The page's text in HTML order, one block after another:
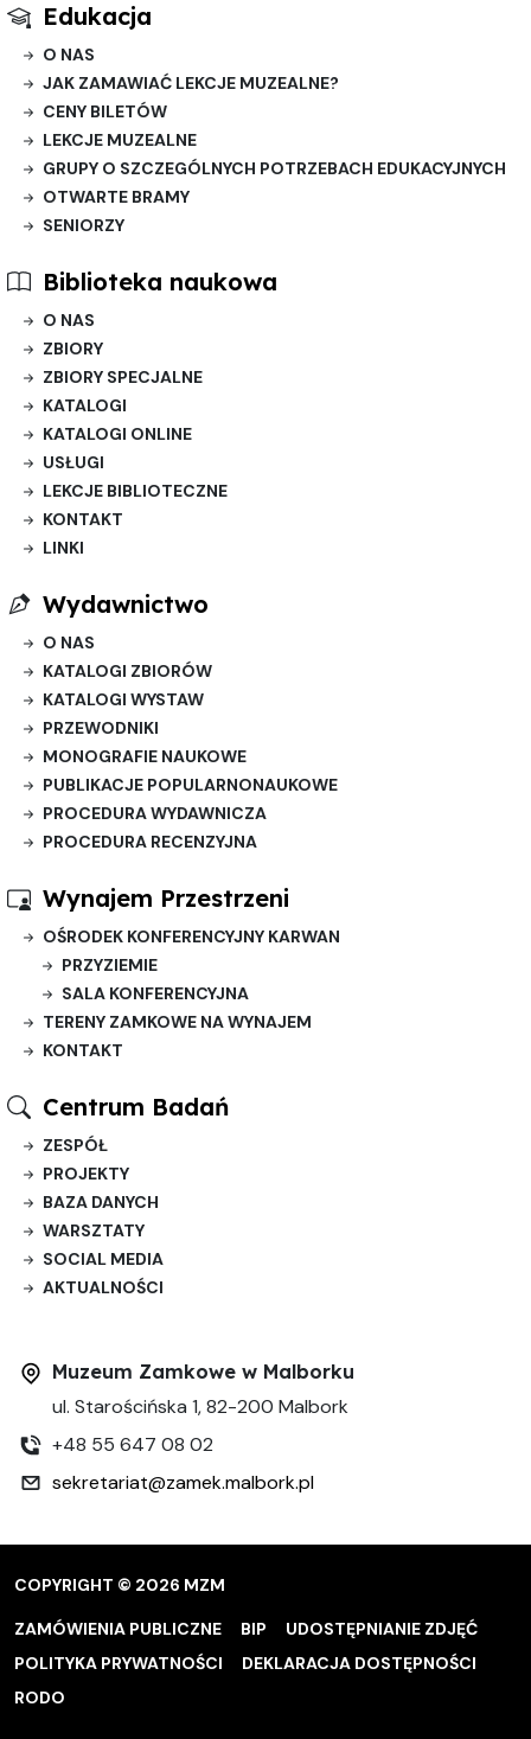
Edukacja
O NAS
JAK ZAMAWIAĆ LEKCJE MUZEALNE?
CENY BILETÓW
LEKCJE MUZEALNE
GRUPY O SZCZEGÓLNYCH POTRZEBACH EDUKACYJNYCH
OTWARTE BRAMY
SENIORZY
Biblioteka naukowa
O NAS
ZBIORY
ZBIORY SPECJALNE
KATALOGI
KATALOGI ONLINE
USŁUGI
LEKCJE BIBLIOTECZNE
KONTAKT
LINKI
Wydawnictwo
O NAS
KATALOGI ZBIORÓW
KATALOGI WYSTAW
PRZEWODNIKI
MONOGRAFIE NAUKOWE
PUBLIKACJE POPULARNONAUKOWE
PROCEDURA WYDAWNICZA
PROCEDURA RECENZYJNA
Wynajem Przestrzeni
OŚRODEK KONFERENCYJNY KARWAN
PRZYZIEMIE
SALA KONFERENCYJNA
TERENY ZAMKOWE NA WYNAJEM
KONTAKT
Centrum Badań
ZESPÓŁ
PROJEKTY
BAZA DANYCH
WARSZTATY
SOCIAL MEDIA
AKTUALNOŚCI
Muzeum Zamkowe w Malborku
ul. Starościńska 1, 82-200 Malbork
+48 55 647 08 02
sekretariat@zamek.malbork.pl
COPYRIGHT © 2026 MZM
ZAMÓWIENIA PUBLICZNE BIP
UDOSTĘPNIANIE ZDJĘĆ
POLITYKA PRYWATNOŚCI
DEKLARACJA DOSTĘPNOŚCI
RODO